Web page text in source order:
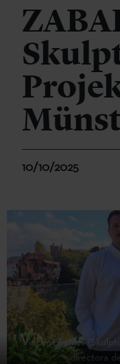
10/10/2025
Vincent Schier
directora